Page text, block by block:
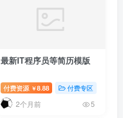
最新IT程序员等简历模版
付费资源 ￥8.88 付费专区
2个月前 5